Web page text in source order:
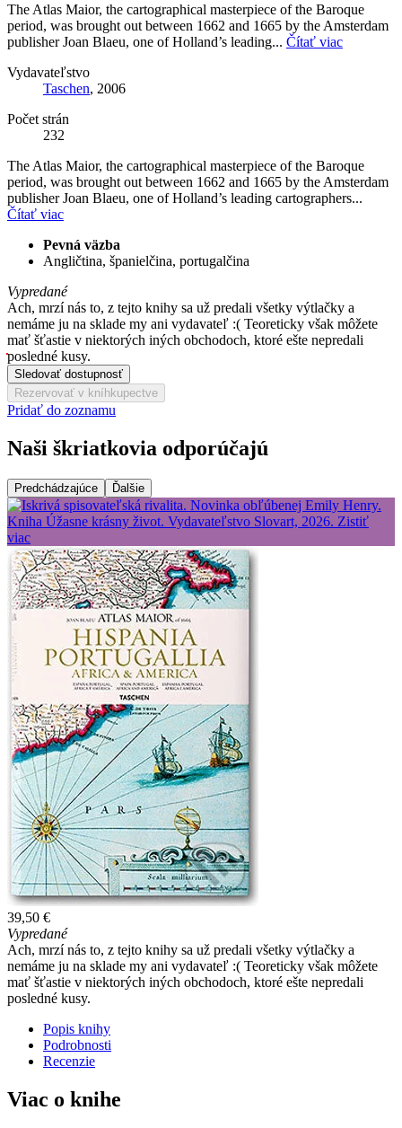
The Atlas Maior, the cartographical masterpiece of the Baroque
period, was brought out between 1662 and 1665 by the Amsterdam
publisher Joan Blaeu, one of Holland’s leading... Čítať viac
Vydavateľstvo
Taschen, 2006
Počet strán
232
The Atlas Maior, the cartographical masterpiece of the Baroque
period, was brought out between 1662 and 1665 by the Amsterdam
publisher Joan Blaeu, one of Holland’s leading cartographers...
Čítať viac
Pevná väzba
Angličtina, španielčina, portugalčina
Vypredané
Ach, mrzí nás to, z tejto knihy sa už predali všetky výtlačky a
nemáme ju na sklade my ani vydavateľ :( Teoreticky však môžete
mať šťastie v niektorých iných obchodoch, ktoré ešte nepredali
posledné kusy.
Sledovať dostupnosť
Rezervovať v kníhkupectve
Pridať do zoznamu
Naši škriatkovia odporúčajú
Predchádzajúce Ďalšie
39,50 €
Vypredané
Ach, mrzí nás to, z tejto knihy sa už predali všetky výtlačky a
nemáme ju na sklade my ani vydavateľ :( Teoreticky však môžete
mať šťastie v niektorých iných obchodoch, ktoré ešte nepredali
posledné kusy.
Popis knihy
Podrobnosti
Recenzie
Viac o knihe